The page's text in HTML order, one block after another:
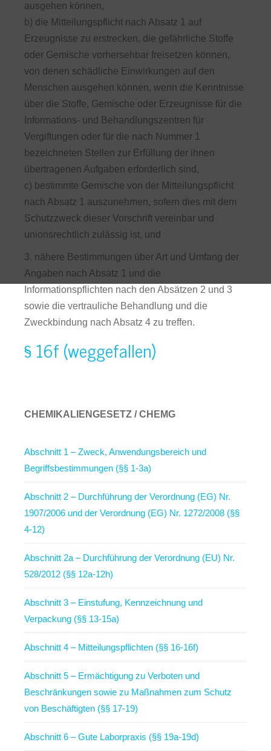
ausgehen können,
b) die Mitteilungspflicht nach Absatz 1 auf
Erzeugnisse zu erstrecken, die gefährliche Stoffe
oder Gemische vorhersehbar freisetzen können,
von denen schädliche Einwirkungen auf den
Menschen ausgehen können, wenn die Kenntnisse
über die Stoffe, Gemische oder Erzeugnisse für die
Informations- und Behandlungszentren für
Vergiftungen oder für die nach Nummer 1
bezeichneten Stellen zur Erfüllung der ihnen
übertragenen Aufgaben erforderlich sind,
c) bestimmte Gemische von der Mitteilungspflicht
nach Absatz 1 auszunehmen, sofern dies mit dem
Schutzzweck dieser Vorschrift vereinbar und
unionsrechtlich zulässig ist, und
3. nähere Bestimmungen über Art und Umfang der
Angaben nach Absatz 1 und die
Informationspflichten nach den Absätzen 2 und 3
sowie die vertrauliche Behandlung und die
Zweckbindung nach Absatz 4 zu treffen.
§ 16f (weggefallen)
CHEMIKALIENGESETZ / CHEMG
Abschnitt 1 – Zweck, Anwendungsbereich und
Begriffsbestimmungen (§§ 1-3a)
Abschnitt 2 – Durchführung der Verordnung (EG) Nr.
1907/2006 und der Verordnung (EG) Nr. 1272/2008 (§§
4-12)
Abschnitt 2a – Durchführung der Verordnung (EU) Nr.
528/2012 (§§ 12a-12h)
Abschnitt 3 – Einstufung, Kennzeichnung und
Verpackung (§§ 13-15a)
Abschnitt 4 – Mitteilungspflichten (§§ 16-16f)
Abschnitt 5 – Ermächtigung zu Verboten und
Beschränkungen sowie zu Maßnahmen zum Schutz
von Beschäftigten (§§ 17-19)
Abschnitt 6 – Gute Laborpraxis (§§ 19a-19d)